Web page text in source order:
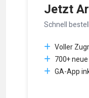
Jetzt
Schnell
Voller
700+
GA-App